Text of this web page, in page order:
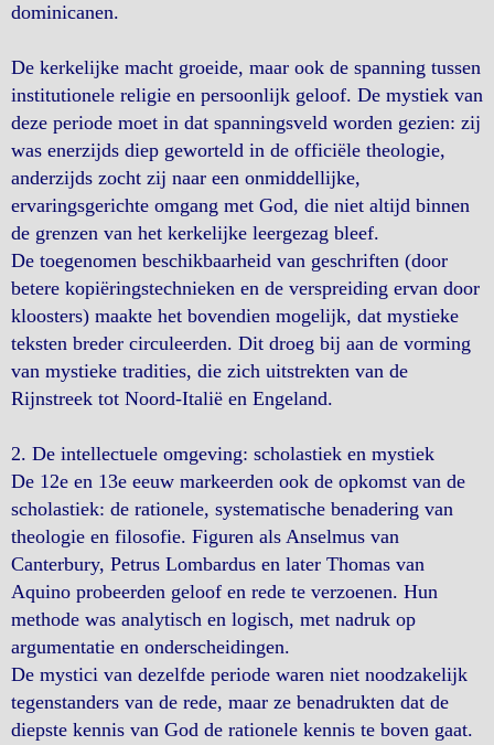
dominicanen.
De kerkelijke macht groeide, maar ook de spanning tussen
institutionele religie en persoonlijk geloof. De mystiek van
deze periode moet in dat spanningsveld worden gezien: zij
was enerzijds diep geworteld in de officiële theologie,
anderzijds zocht zij naar een onmiddellijke,
ervaringsgerichte omgang met God, die niet altijd binnen
de grenzen van het kerkelijke leergezag bleef.
De toegenomen beschikbaarheid van geschriften (door
betere kopiëringstechnieken en de verspreiding ervan door
kloosters) maakte het bovendien mogelijk, dat mystieke
teksten breder circuleerden. Dit droeg bij aan de vorming
van mystieke tradities, die zich uitstrekten van de
Rijnstreek tot Noord-Italië en Engeland.
2. De intellectuele omgeving: scholastiek en mystiek
De 12e en 13e eeuw markeerden ook de opkomst van de
scholastiek: de rationele, systematische benadering van
theologie en filosofie. Figuren als Anselmus van
Canterbury, Petrus Lombardus en later Thomas van
Aquino probeerden geloof en rede te verzoenen. Hun
methode was analytisch en logisch, met nadruk op
argumentatie en onderscheidingen.
De mystici van dezelfde periode waren niet noodzakelijk
tegenstanders van de rede, maar ze benadrukten dat de
diepste kennis van God de rationele kennis te boven gaat.